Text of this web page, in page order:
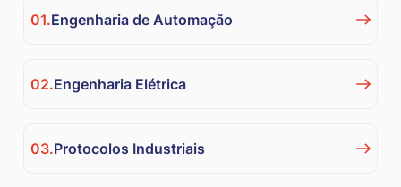
01.Engenharia de Automação
02.Engenharia Elétrica
03.Protocolos Industriais